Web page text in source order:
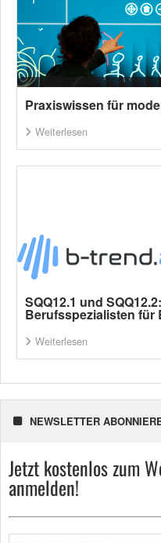
Praxiswissen für
Weiterlesen
SQQ12.1 und
Berufsspezialisten
Weiterlesen
NEWSLETTER
Jetzt kostenlos zum
anmelden!